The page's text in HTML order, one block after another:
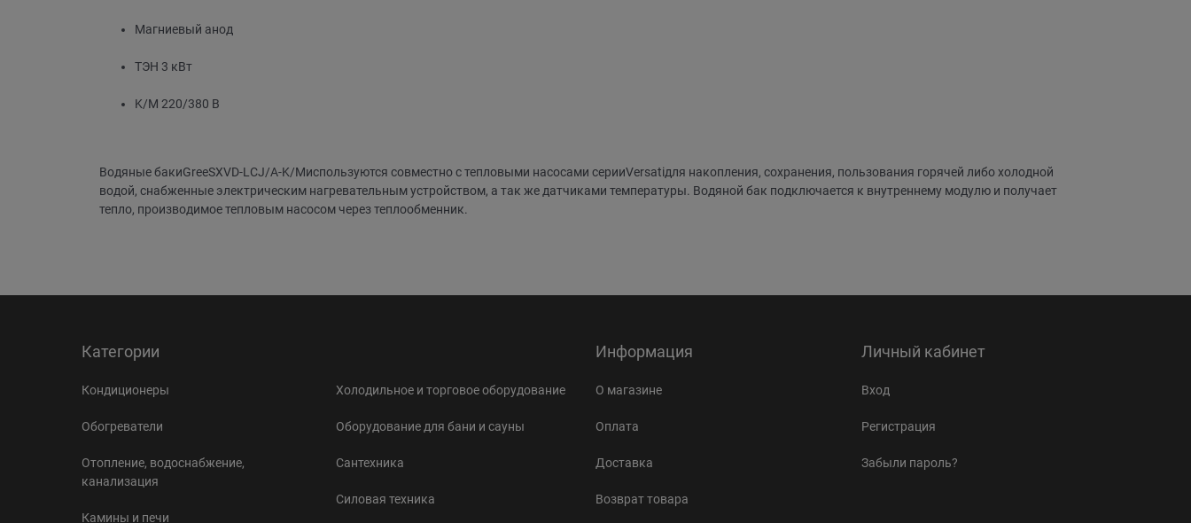
Магниевый анод
ТЭН 3 кВт
K/M 220/380 В
Водяные бакиGreeSXVD-LCJ/A-K/Mиспользуются совместно с тепловыми насосами серииVersatiдля накопления, сохранения, пользования горячей либо холодной
водой, снабженные электрическим нагревательным устройством, а так же датчиками температуры. Водяной бак подключается к внутреннему модулю и получает
тепло, производимое тепловым насосом через теплообменник.
Категории
Кондиционеры
Обогреватели
Отопление, водоснабжение,
канализация
Камины и печи
Холодильное и торговое оборудование
Оборудование для бани и сауны
Сантехника
Силовая техника
Информация
О магазине
Оплата
Доставка
Возврат товара
Личный кабинет
Вход
Регистрация
Забыли пароль?